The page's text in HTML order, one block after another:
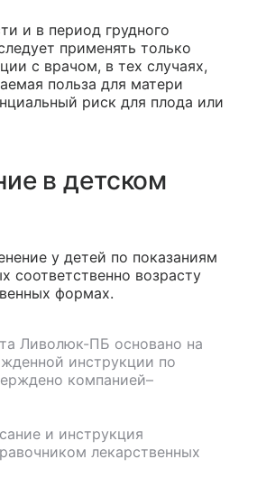
и в период грудного
применять только
с врачом, в тех случаях,
польза для матери
риск для плода или
в детском
у детей по показаниям
соответственно возрасту
формах.
Ливолюк-ПБ основано на
инструкции по
компанией–
и инструкция
лекарственных